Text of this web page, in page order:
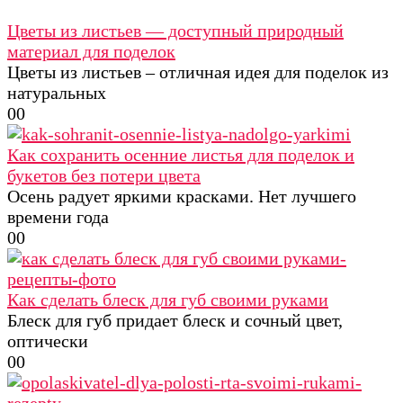
Цветы из листьев — доступный природный
материал для поделок
Цветы из листьев – отличная идея для поделок из
натуральных
00
Как сохранить осенние листья для поделок и
букетов без потери цвета
Осень радует яркими красками. Нет лучшего
времени года
00
Как сделать блеск для губ своими руками
Блеск для губ придает блеск и сочный цвет,
оптически
00